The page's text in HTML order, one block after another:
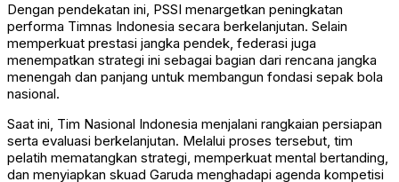
Dengan pendekatan ini, PSSI menargetkan peningkatan
performa Timnas Indonesia secara berkelanjutan. Selain
memperkuat prestasi jangka pendek, federasi juga
menempatkan strategi ini sebagai bagian dari rencana jangka
menengah dan panjang untuk membangun fondasi sepak bola
nasional.
Saat ini, Tim Nasional Indonesia menjalani rangkaian persiapan
serta evaluasi berkelanjutan. Melalui proses tersebut, tim
pelatih mematangkan strategi, memperkuat mental bertanding,
dan menyiapkan skuad Garuda menghadapi agenda kompetisi